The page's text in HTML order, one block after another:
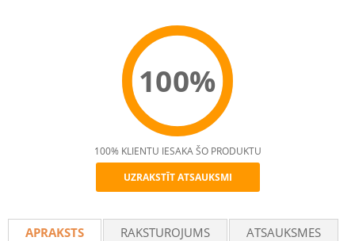
100%
Recommend
100% KLIENTU IESAKA ŠO PRODUKTU
UZRAKSTĪT ATSAUKSMI
APRAKSTS RAKSTUROJUMS
ATSAUKSMES